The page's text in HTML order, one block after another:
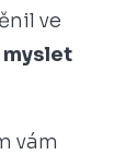
ve
myslet
vám